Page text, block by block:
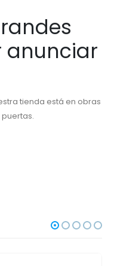
anunciar
tienda está en obras